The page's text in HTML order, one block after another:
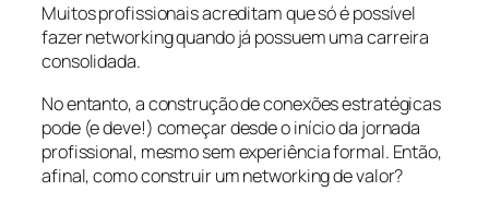
Muitos profissionais acreditam que só é possível
fazer networking quando já possuem uma carreira
consolidada.
No entanto, a construção de conexões estratégicas
pode (e deve!) começar desde o início da jornada
profissional, mesmo sem experiência formal. Então,
afinal, como construir um networking de valor?